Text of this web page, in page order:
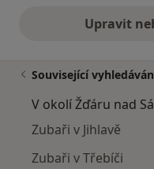
Upravit
Související
V okolí Žďáru nad
Zubaři v Jihlavě
Zubaři v Třebíči